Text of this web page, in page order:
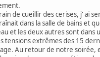
de cueillir des cerises, j'
dans la salle de bains et
et les deux autres sont
extrêmes des 15
Au retour de notre